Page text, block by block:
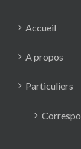
Accueil
A propos
Particuliers